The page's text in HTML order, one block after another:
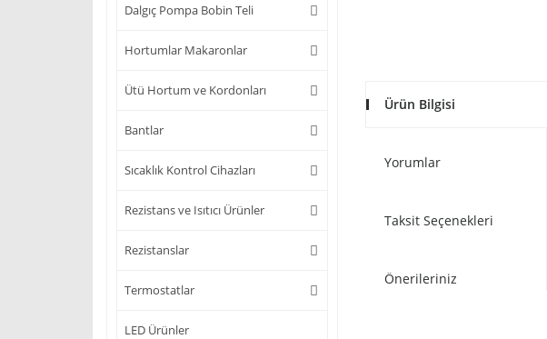
Dalgıç Pompa Bobin Teli
Hortumlar Makaronlar
Ütü Hortum ve Kordonları
Bantlar
Sıcaklık Kontrol Cihazları
Rezistans ve Isıtıcı Ürünler
Rezistanslar
Termostatlar
LED Ürünler
Ürün Bilgisi
Yorumlar
Taksit Seçenekleri
Önerileriniz